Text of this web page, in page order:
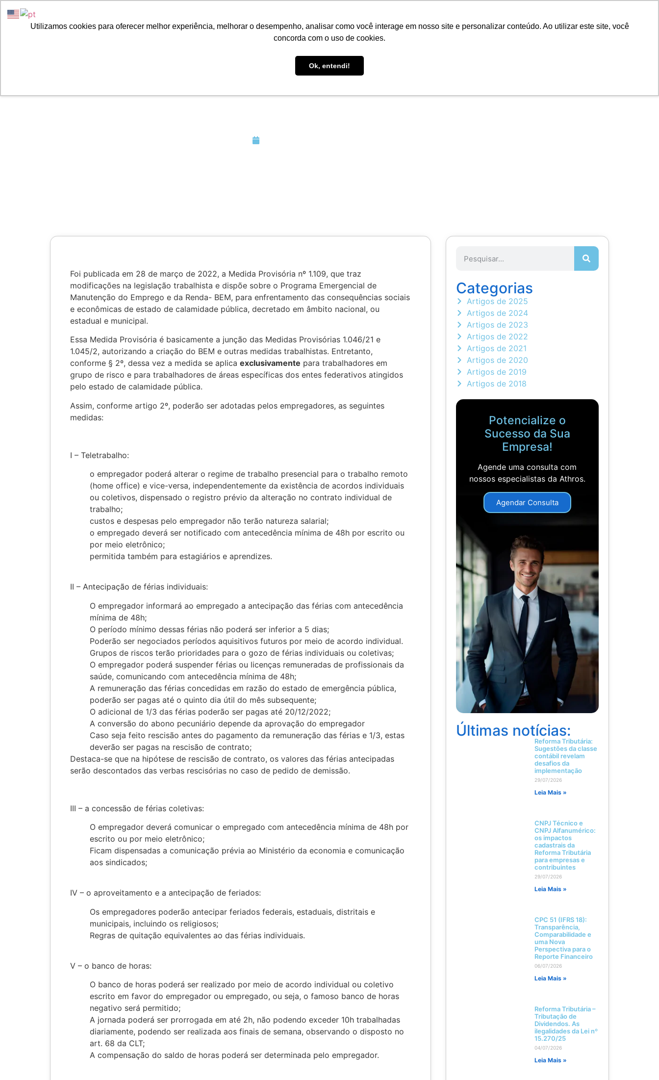
Utilizamos cookies para oferecer melhor experiência, melhorar o desempenho, analisar como você interage em nosso site e personalizar conteúdo. Ao utilizar este site, você
concorda com o uso de cookies.
Ok, entendi!
Home Sobre Nós Serviços Academia Artigos Trabalhe Conosco Contato
Normas trabalhistas alternativas para períodos de
Foi publicada em 28 de março de 2022, a Medida Provisória nº 1.109, que traz
modificações na legislação trabalhista e dispõe sobre o Programa Emergencial de
Manutenção do Emprego e da Renda- BEM, para enfrentamento das consequências sociais
e econômicas de estado de calamidade pública, decretado em âmbito nacional, ou
estadual e municipal.
Essa Medida Provisória é basicamente a junção das Medidas Provisórias 1.046/21 e
1.045/2, autorizando a criação do BEM e outras medidas trabalhistas. Entretanto,
conforme § 2º, dessa vez a medida se aplica exclusivamente para trabalhadores em
grupo de risco e para trabalhadores de áreas específicas dos entes federativos atingidos
pelo estado de calamidade pública.
Assim, conforme artigo 2º, poderão ser adotadas pelos empregadores, as seguintes
medidas:
I – Teletrabalho:
o empregador poderá alterar o regime de trabalho presencial para o trabalho remoto
(home office) e vice-versa, independentemente da existência de acordos individuais
ou coletivos, dispensado o registro prévio da alteração no contrato individual de
trabalho;
custos e despesas pelo empregador não terão natureza salarial;
o empregado deverá ser notificado com antecedência mínima de 48h por escrito ou
por meio eletrônico;
permitida também para estagiários e aprendizes.
II – Antecipação de férias individuais:
O empregador informará ao empregado a antecipação das férias com antecedência
mínima de 48h;
O período mínimo dessas férias não poderá ser inferior a 5 dias;
Poderão ser negociados períodos aquisitivos futuros por meio de acordo individual.
Grupos de riscos terão prioridades para o gozo de férias individuais ou coletivas;
O empregador poderá suspender férias ou licenças remuneradas de profissionais da
saúde, comunicando com antecedência mínima de 48h;
A remuneração das férias concedidas em razão do estado de emergência pública,
poderão ser pagas até o quinto dia útil do mês subsequente;
O adicional de 1/3 das férias poderão ser pagas até 20/12/2022;
A conversão do abono pecuniário depende da aprovação do empregador
Caso seja feito rescisão antes do pagamento da remuneração das férias e 1/3, estas
deverão ser pagas na rescisão de contrato;
Destaca-se que na hipótese de rescisão de contrato, os valores das férias antecipadas
serão descontados das verbas rescisórias no caso de pedido de demissão.
III – a concessão de férias coletivas:
O empregador deverá comunicar o empregado com antecedência mínima de 48h por
escrito ou por meio eletrônico;
Ficam dispensadas a comunicação prévia ao Ministério da economia e comunicação
aos sindicados;
IV – o aproveitamento e a antecipação de feriados:
Os empregadores poderão antecipar feriados federais, estaduais, distritais e
municipais, incluindo os religiosos;
Regras de quitação equivalentes ao das férias individuais.
V – o banco de horas:
O banco de horas poderá ser realizado por meio de acordo individual ou coletivo
escrito em favor do empregador ou empregado, ou seja, o famoso banco de horas
negativo será permitido;
A jornada poderá ser prorrogada em até 2h, não podendo exceder 10h trabalhadas
diariamente, podendo ser realizada aos finais de semana, observando o disposto no
art. 68 da CLT;
A compensação do saldo de horas poderá ser determinada pelo empregador.
Categorias
Artigos de 2025
Artigos de 2024
Artigos de 2023
Artigos de 2022
Artigos de 2021
Artigos de 2020
Artigos de 2019
Artigos de 2018
Potencialize o
Sucesso da Sua
Empresa!
Agende uma consulta com
nossos especialistas da Athros.
Agendar Consulta
Últimas notícias:
Reforma Tributária:
Sugestões da classe
contábil revelam
desafios da
implementação
29/07/2026
Leia Mais »
CNPJ Técnico e
CNPJ Alfanumérico:
os impactos
cadastrais da
Reforma Tributária
para empresas e
contribuintes
29/07/2026
Leia Mais »
CPC 51 (IFRS 18):
Transparência,
Comparabilidade e
uma Nova
Perspectiva para o
Reporte Financeiro
06/07/2026
Leia Mais »
Reforma Tributária –
Tributação de
Dividendos. As
ilegalidades da Lei nº
15.270/25
04/07/2026
Leia Mais »